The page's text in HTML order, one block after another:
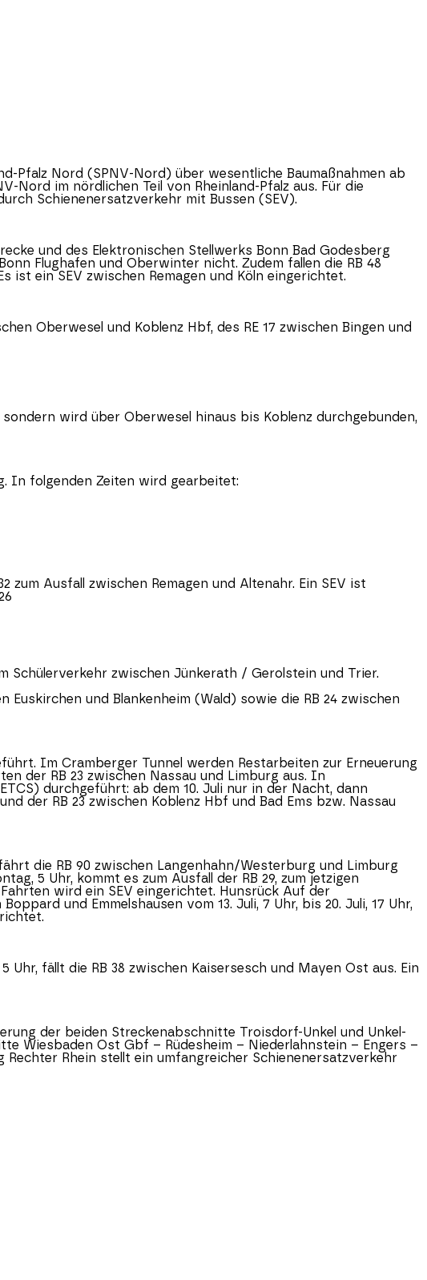
Pfalz Nord (SPNV-Nord) über wesentliche Baumaßnahmen ab
Nord im nördlichen Teil von Rheinland-Pfalz aus. Für die
Schienenersatzverkehr mit Bussen (SEV).
und des Elektronischen Stellwerks Bonn Bad Godesberg
Flughafen und Oberwinter nicht. Zudem fallen die RB 48
ist ein SEV zwischen Remagen und Köln eingerichtet.
Oberwesel und Koblenz Hbf, des RE 17 zwischen Bingen und
wird über Oberwesel hinaus bis Koblenz durchgebunden,
In folgenden Zeiten wird gearbeitet:
zum Ausfall zwischen Remagen und Altenahr. Ein SEV ist
Schülerverkehr zwischen Jünkerath / Gerolstein und Trier.
Euskirchen und Blankenheim (Wald) sowie die RB 24 zwischen
Im Cramberger Tunnel werden Restarbeiten zur Erneuerung
der RB 23 zwischen Nassau und Limburg aus. In
durchgeführt: ab dem 10. Juli nur in der Nacht, dann
der RB 23 zwischen Koblenz Hbf und Bad Ems bzw. Nassau
die RB 90 zwischen Langenhahn/Westerburg und Limburg
5 Uhr, kommt es zum Ausfall der RB 29, zum jetzigen
wird ein SEV eingerichtet. Hunsrück Auf der
und Emmelshausen vom 13. Juli, 7 Uhr, bis 20. Juli, 17 Uhr,
Uhr, fällt die RB 38 zwischen Kaisersesch und Mayen Ost aus. Ein
der beiden Streckenabschnitte Troisdorf-Unkel und Unkel-
Wiesbaden Ost Gbf – Rüdesheim – Niederlahnstein – Engers –
Rhein stellt ein umfangreicher Schienenersatzverkehr